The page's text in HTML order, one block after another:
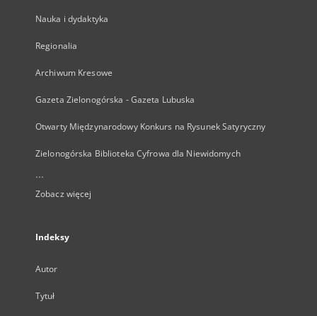
Nauka i dydaktyka
Regionalia
Archiwum Kresowe
Gazeta Zielonogórska - Gazeta Lubuska
Otwarty Międzynarodowy Konkurs na Rysunek Satyryczny
Zielonogórska Biblioteka Cyfrowa dla Niewidomych
...
Zobacz więcej
Indeksy
Autor
Tytuł